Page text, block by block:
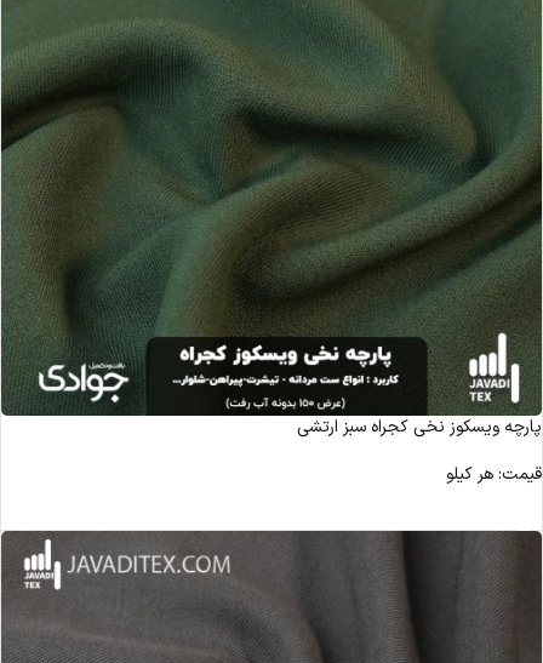
پارچه ویسکوز نخی کجراه سبز ارتشی
قیمت: هر کیلو